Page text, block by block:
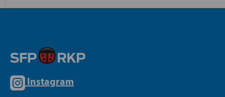
Instagram